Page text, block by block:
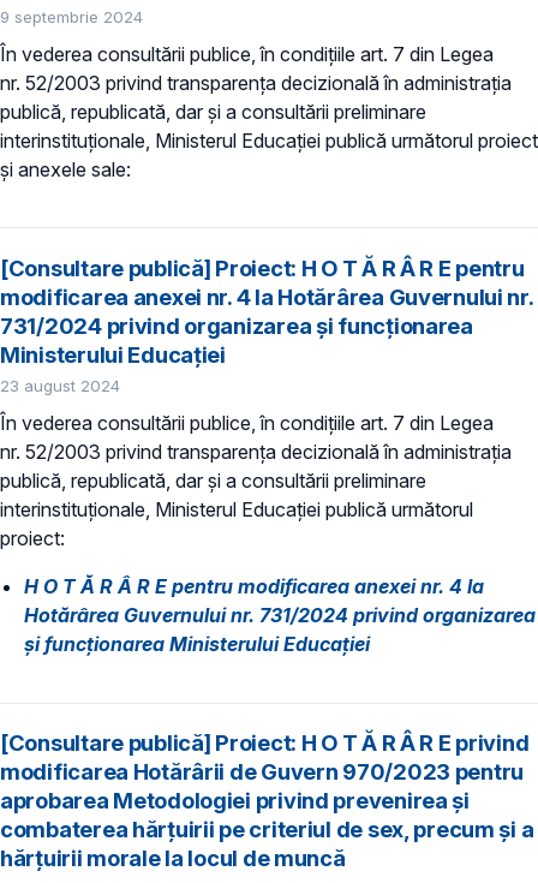
9 septembrie 2024
În vederea consultării publice, în condiţiile art. 7 din Legea
nr. 52/2003 privind transparenţa decizională în administraţia
publică, republicată, dar și a consultării preliminare
interinstituționale, Ministerul Educaţiei publică următorul proiect
și anexele sale:
[Consultare publică] Proiect: H O T Ă R Â R E pentru
modificarea anexei nr. 4 la Hotărârea Guvernului nr.
731/2024 privind organizarea şi funcţionarea
Ministerului Educaţiei
23 august 2024
În vederea consultării publice, în condiţiile art. 7 din Legea
nr. 52/2003 privind transparenţa decizională în administraţia
publică, republicată, dar și a consultării preliminare
interinstituționale, Ministerul Educaţiei publică următorul
proiect:
H O T Ă R Â R E pentru modificarea anexei nr. 4 la
Hotărârea Guvernului nr. 731/2024 privind organizarea
şi funcţionarea Ministerului Educaţiei
[Consultare publică] Proiect: H O T Ă R Â R E privind
modificarea Hotărârii de Guvern 970/2023 pentru
aprobarea Metodologiei privind prevenirea şi
combaterea hărţuirii pe criteriul de sex, precum şi a
hărţuirii morale la locul de muncă